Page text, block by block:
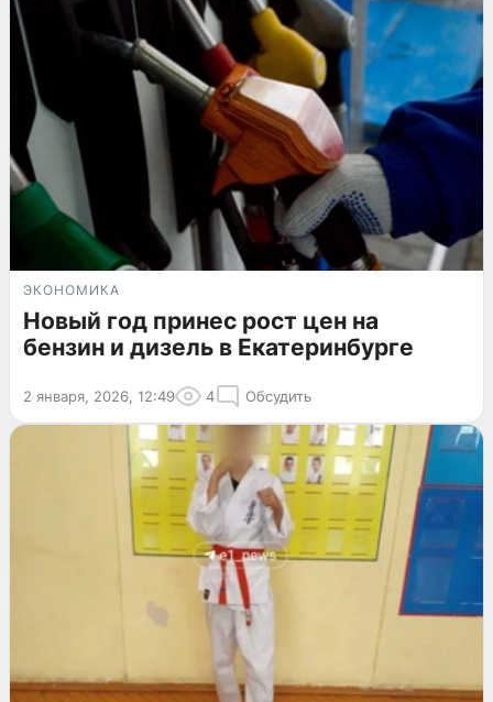
ЭКОНОМИКА
Новый год принес рост цен на
бензин и дизель в Екатеринбурге
2 января, 2026, 12:49 4 Обсудить